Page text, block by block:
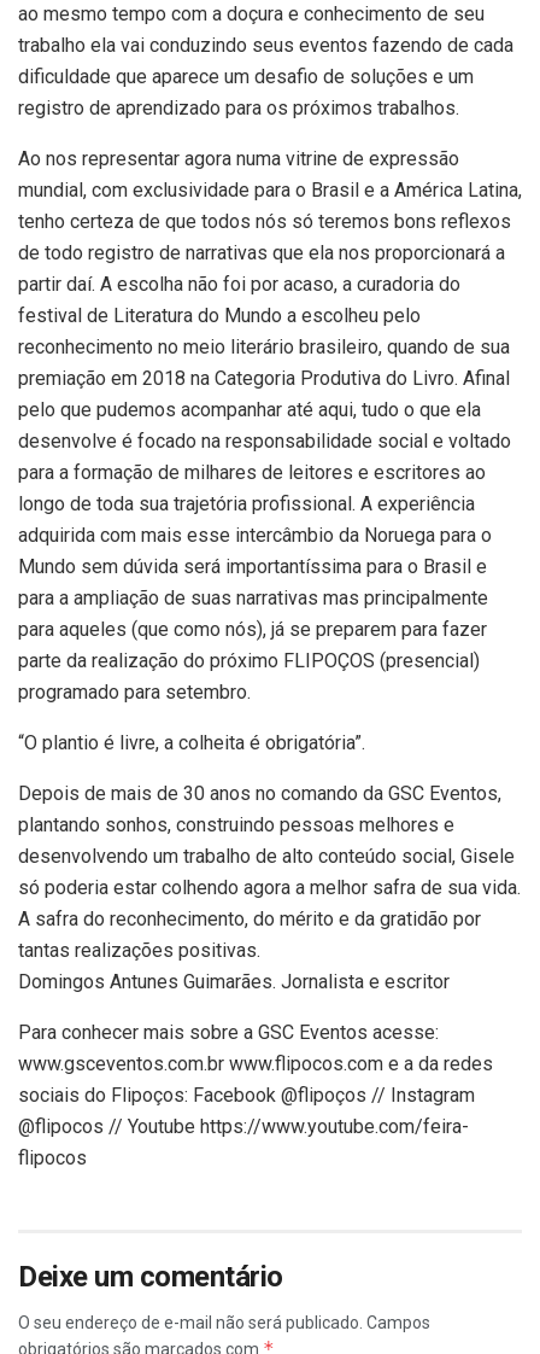
ao mesmo tempo com a doçura e conhecimento de seu
trabalho ela vai conduzindo seus eventos fazendo de cada
dificuldade que aparece um desafio de soluções e um
registro de aprendizado para os próximos trabalhos.
Ao nos representar agora numa vitrine de expressão
mundial, com exclusividade para o Brasil e a América Latina,
tenho certeza de que todos nós só teremos bons reflexos
de todo registro de narrativas que ela nos proporcionará a
partir daí. A escolha não foi por acaso, a curadoria do
festival de Literatura do Mundo a escolheu pelo
reconhecimento no meio literário brasileiro, quando de sua
premiação em 2018 na Categoria Produtiva do Livro. Afinal
pelo que pudemos acompanhar até aqui, tudo o que ela
desenvolve é focado na responsabilidade social e voltado
para a formação de milhares de leitores e escritores ao
longo de toda sua trajetória profissional. A experiência
adquirida com mais esse intercâmbio da Noruega para o
Mundo sem dúvida será importantíssima para o Brasil e
para a ampliação de suas narrativas mas principalmente
para aqueles (que como nós), já se preparem para fazer
parte da realização do próximo FLIPOÇOS (presencial)
programado para setembro.
“O plantio é livre, a colheita é obrigatória”.
Depois de mais de 30 anos no comando da GSC Eventos,
plantando sonhos, construindo pessoas melhores e
desenvolvendo um trabalho de alto conteúdo social, Gisele
só poderia estar colhendo agora a melhor safra de sua vida.
A safra do reconhecimento, do mérito e da gratidão por
tantas realizações positivas.
Domingos Antunes Guimarães. Jornalista e escritor
Para conhecer mais sobre a GSC Eventos acesse:
www.gsceventos.com.br www.flipocos.com e a da redes
sociais do Flipoços: Facebook @flipoços // Instagram
@flipocos // Youtube https://www.youtube.com/feira-
flipocos
Deixe um comentário
O seu endereço de e-mail não será publicado. Campos
obrigatórios são marcados com *